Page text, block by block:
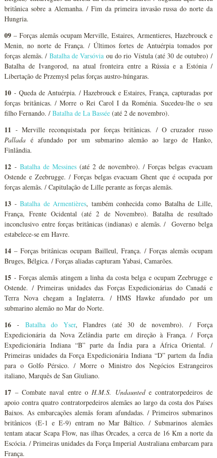
britânica sobre a Alemanha. / Fim da primeira invasão russa do norte da
Hungria.
09 – Forças alemãs ocupam Merville, Estaires, Armentieres, Hazebrouck e
Menin, no norte de França. / Últimos fortes de Antuérpia tomados por
forças alemãs. / Batalha de Varsóvia ou do rio Vístula (até 30 de outubro) /
Batalha de Ivangorod, na atual fronteira entre a Rússia e a Estónia /
Libertação de Przemysl pelas forças austro-húngaras.
10 - Queda de Antuérpia. / Hazebrouck e Estaires, França, capturadas por
forças britânicas. / Morre o Rei Carol I da Roménia. Sucedeu-lhe o seu
filho Fernando. /Batalha de La Bassée (até 2 de novembro).
11 - Merville reconquistada por forças britânicas. / O cruzador russo
Pallada é afundado por um submarino alemão ao largo de Hanko,
Finlândia.
12 - Batalha de Messines(até 2 de novembro). / Forças belgas evacuam
Ostende e Zeebrugge. / Forças belgas evacuam Ghent que é ocupada por
forças alemãs. / Capitulação de Lille perante as forças alemãs.
13 -Batalha de Armentières, também conhecida como Batalha de Lille,
França, Frente Ocidental (até 2 de Novembro). Batalha de resultado
inconclusivo entre forças britânicas (indianas) e alemãs. / Governo belga
estabelece-se em Havre.
14 – Forças britânicas ocupam Bailleul, França. / Forças alemãs ocupam
Bruges, Bélgica. / Forças aliadas capturam Yabasi, Camarões.
15 - Forças alemãs atingem a linha da costa belga e ocupam Zeebrugge e
Ostende. / Primeiras unidades das Forças Expedicionárias do Canadá e
Terra Nova chegam a Inglaterra. / HMS Hawke afundado por um
submarino alemão no Mar do Norte.
16 - Batalha do Yser, Flandres (até 30 de novembro). / Força
Expedicionária da Nova Zelândia parte em direção à França. / Força
Expedicionária Indiana “B” parte da Índia para a África Oriental. /
Primeiras unidades da Força Expedicionária Indiana “D” partem da Índia
para o Golfo Pérsico. / Morre o Ministro dos Negócios Estrangeiros
italiano, Marquês de San Giuliano.
17 – Combate naval entre o H.M.S. Undauntede contratorpedeiros de
apoio contra quatro contratorpedeiros alemães ao largo da costa dos Países
Baixos. As embarcações alemãs foram afundadas. / Primeiros submarinos
britânicos (E-1 e E-9) entram no Mar Báltico. / Submarinos alemães
tentam atacar Scapa Flow, nas ilhas Órcades, a cerca de 16 Km a norte da
Escócia. / Primeiras unidades da Força Imperial Australiana embarcam para
França.